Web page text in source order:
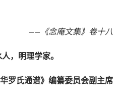
—— 《念庵文集》卷十八
，明理学家。
华罗氏通谱》编纂委员会副主席